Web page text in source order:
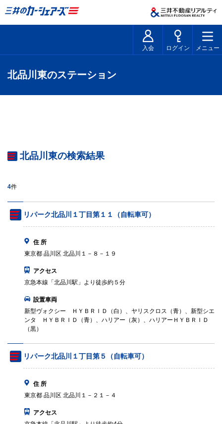
入会 ログイン メニュー
北品川東のステーション
北品川東の検索結果
4件
リパーク北品川１丁目第１１（自転車可）
住 所
東京都 品川区 北品川１－８－１９
アクセス
京急本線「北品川駅」より徒歩約５分
設置車両
新型ヴォクシー ＨＹＢＲＩＤ（白）、ヤリスクロス（青）、新型シエ
ンタ ＨＹＢＲＩＤ（青）、ハリアー（灰）、ハリアーＨＹＢＲＩＤ
（黒）
リパーク北品川１丁目第５（自転車可）
住 所
東京都 品川区 北品川１－２１－４
アクセス